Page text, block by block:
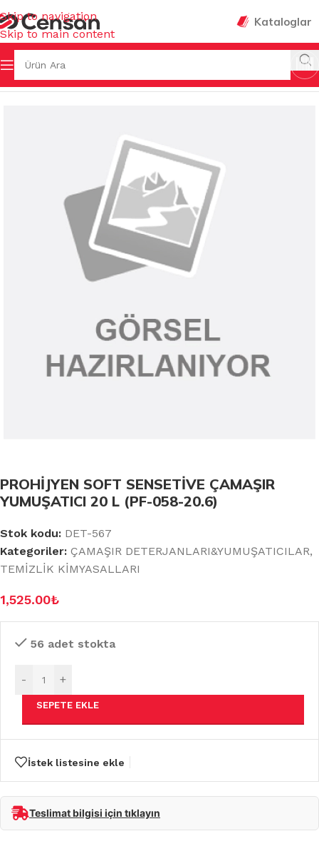
Skip to navigation
Skip to main content
Kataloglar
ÇAMAŞIR DETERJANLARI&YUMUŞATICILAR
PROHİJYEN SOFT SENSETİVE ÇAMAŞIR
YUMUŞATICI 20 L (PF-058-20.6)
Stok kodu: DET-567
Kategoriler: ÇAMAŞIR DETERJANLARI&YUMUŞATICILAR,
TEMİZLİK KİMYASALLARI
1,525.00₺
56 adet stokta
- +
SEPETE EKLE
İstek listesine ekle
Teslimat bilgisi için tıklayın